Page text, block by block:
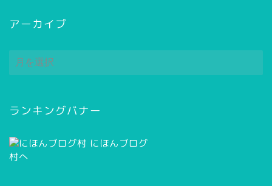
アーカイブ
ア
ー
ブ
ランキングバナー